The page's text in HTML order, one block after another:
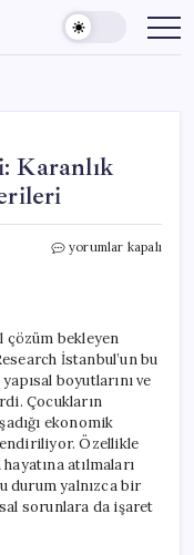
Karanlık
Türkiye’de
ve
Çözüm
Önerileri
için
yorumlar kapalı
çözüm bekleyen
İstanbul’un bu
boyutlarını ve
Çocukların
ekonomik
Özellikle
atılmaları
durum yalnızca bir
sorunlara da işaret